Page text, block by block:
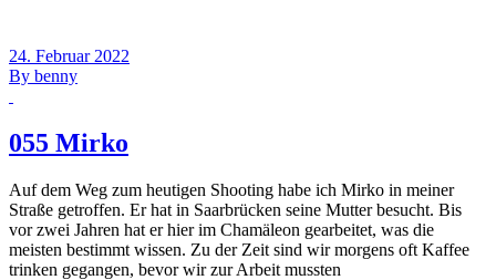
24. Februar 2022
By benny
055 Mirko
Auf dem Weg zum heutigen Shooting habe ich Mirko in meiner
Straße getroffen. Er hat in Saarbrücken seine Mutter besucht. Bis
vor zwei Jahren hat er hier im Chamäleon gearbeitet, was die
meisten bestimmt wissen. Zu der Zeit sind wir morgens oft Kaffee
trinken gegangen, bevor wir zur Arbeit mussten